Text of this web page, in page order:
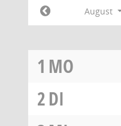
August
1 MO
2DI